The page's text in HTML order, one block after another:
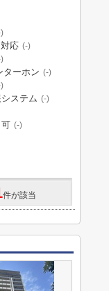
応 (-)
ターホン (-)
ステム (-)
(-)
件が該当